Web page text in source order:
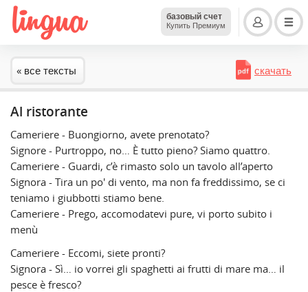
базовый счет
Купить Премиум
« все тексты скачать
Al ristorante
Cameriere - Buongiorno, avete prenotato?
Signore - Purtroppo, no… È tutto pieno? Siamo quattro.
Cameriere - Guardi, c’è rimasto solo un tavolo all’aperto
Signora - Tira un po' di vento, ma non fa freddissimo, se ci
teniamo i giubbotti stiamo bene.
Cameriere - Prego, accomodatevi pure, vi porto subito i
menù
Cameriere - Eccomi, siete pronti?
Signora - Sì… io vorrei gli spaghetti ai frutti di mare ma… il
pesce è fresco?